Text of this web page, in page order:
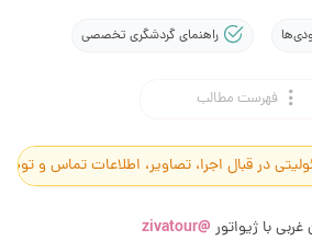
راهنمای گردشگری تخصصی
فهرست مطالب
در قبال اجرا، تصاویر، اطلاعات تماس و
با ژیواتور @zivatour